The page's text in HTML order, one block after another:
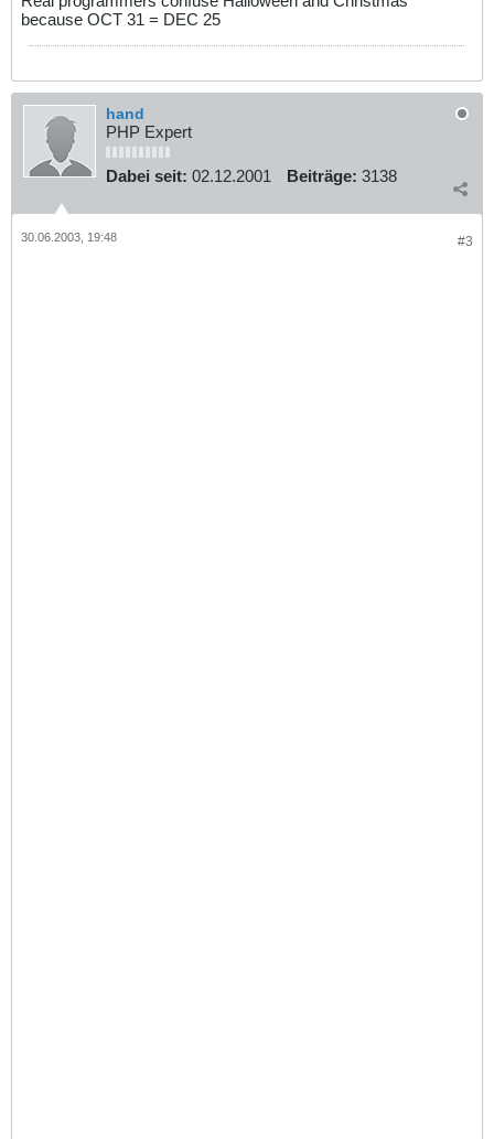
because OCT 31 = DEC 25
hand
PHP Expert
Dabei seit: 02.12.2001 Beiträge: 3138
#3
30.06.2003, 19:48